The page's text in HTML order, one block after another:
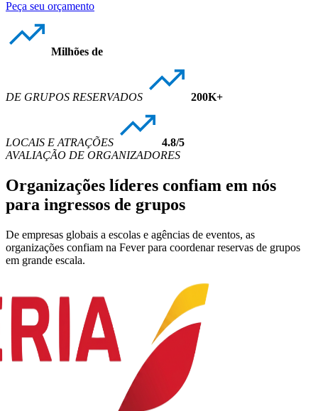
Peça seu orçamento
Milhões de
DE GRUPOS RESERVADOS 200K+
LOCAIS E ATRAÇÕES
4.8/5
AVALIAÇÃO DE ORGANIZADORES
Organizações líderes confiam em nós
para ingressos de grupos
De empresas globais a escolas e agências de eventos, as
organizações confiam na Fever para coordenar reservas de grupos
em grande escala.